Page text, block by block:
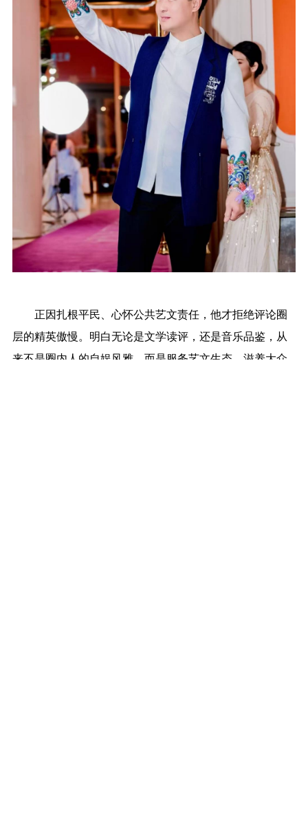
正因扎根平民、心怀公共艺文责任，他才拒绝评论圈
层的精英傲慢。明白无论是文学读评，还是音乐品鉴，从
来不是圈内人的自娱风雅，而是服务艺文生态、滋养大众